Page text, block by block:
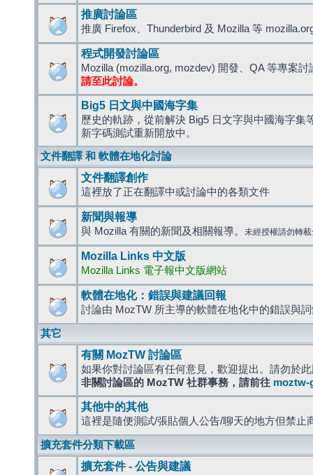
推廣討論區
推廣 Firefox、Thunderbird 及 Mozilla 等
程式開發討論區
Mozilla (mozilla.org, mozdev) 開發、QA 等專案討
請至此討論。
Big5 日文與中國海字集
歷史的軌跡，從前解決 Big5 日文字與中國海字集
新字碼測試重新開放中。
文件翻譯 和 軟體在地化討論
文件翻譯創作
這裡放了正在翻譯中或討論中的各類文件
新聞與報導
與 Mozilla 有關的新聞及相關報導。 未經授權請勿轉
Mozilla Links 中文版
Mozilla Links 電子報中文版網站
軟體在地化：錯誤與建議回報
討論由 MozTW 所主導的軟體在地化中的錯誤與
其它
有關 MozTW 討論區
如果你對討論區有任何意見，歡迎提出。請勿於
非關討論區的 MozTW 社群事務，請前往 moztw-
其他中的其他
這裡是隨便測試/張貼個人公告/聊天的地方但禁止
擴充套件分類下載區
擴充套件 - 公告與建議